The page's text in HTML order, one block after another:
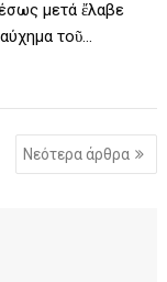
μετά ἔλαβε
τοῦ…
Νεότερα άρθρα